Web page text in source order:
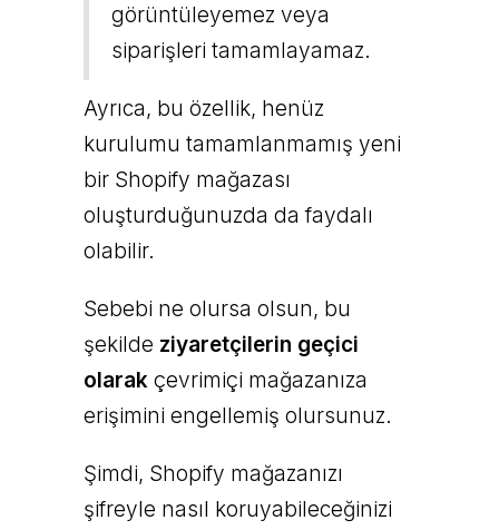
görüntüleyemez veya
siparişleri tamamlayamaz.
Ayrıca, bu özellik, henüz
kurulumu tamamlanmamış yeni
bir Shopify mağazası
oluşturduğunuzda da faydalı
olabilir.
Sebebi ne olursa olsun, bu
şekilde ziyaretçilerin geçici
olarakçevrimiçi mağazanıza
erişimini engellemiş olursunuz.
Şimdi, Shopify mağazanızı
şifreyle nasıl koruyabileceğinizi